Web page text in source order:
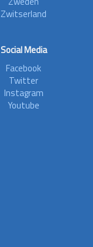
Zwitserland
Social Media
Facebook
Twitter
Instagram
Youtube